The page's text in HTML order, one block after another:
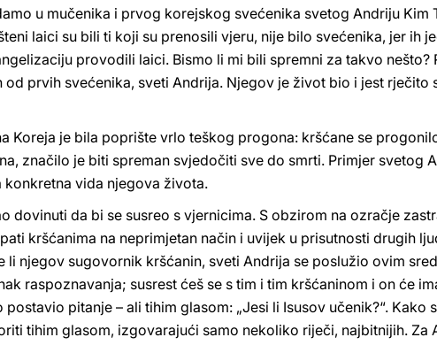
u mučenika i prvog korejskog svećenika svetog Andriju Kim
laici su bili ti koji su prenosili vjeru, nije bilo svećenika, jer ih
provodili laici. Bismo li mi bili spremni za takvo nešto?
od prvih svećenika, sveti Andrija. Njegov je život bio i jest rječito
Koreja je bila poprište vrlo teškog progona: kršćane se
značilo je biti spreman svjedočiti sve do smrti. Primjer svetog
vida njegova života.
dovinuti da bi se susreo s vjernicima. S obzirom na ozračje
kršćanima na neprimjetan način i uvijek u prisutnosti drugih
li njegov sugovornik kršćanin, sveti Andrija se poslužio ovim
raspoznavanja; susrest ćeš se s tim i tim kršćaninom i on će
pitanje – ali tihim glasom: „Jesi li Isusov učenik?“.
tihim glasom, izgovarajući samo nekoliko riječi, najbitnijih. Za